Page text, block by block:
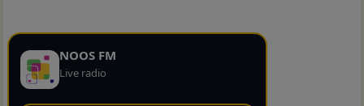
NOOS FM
Live radio